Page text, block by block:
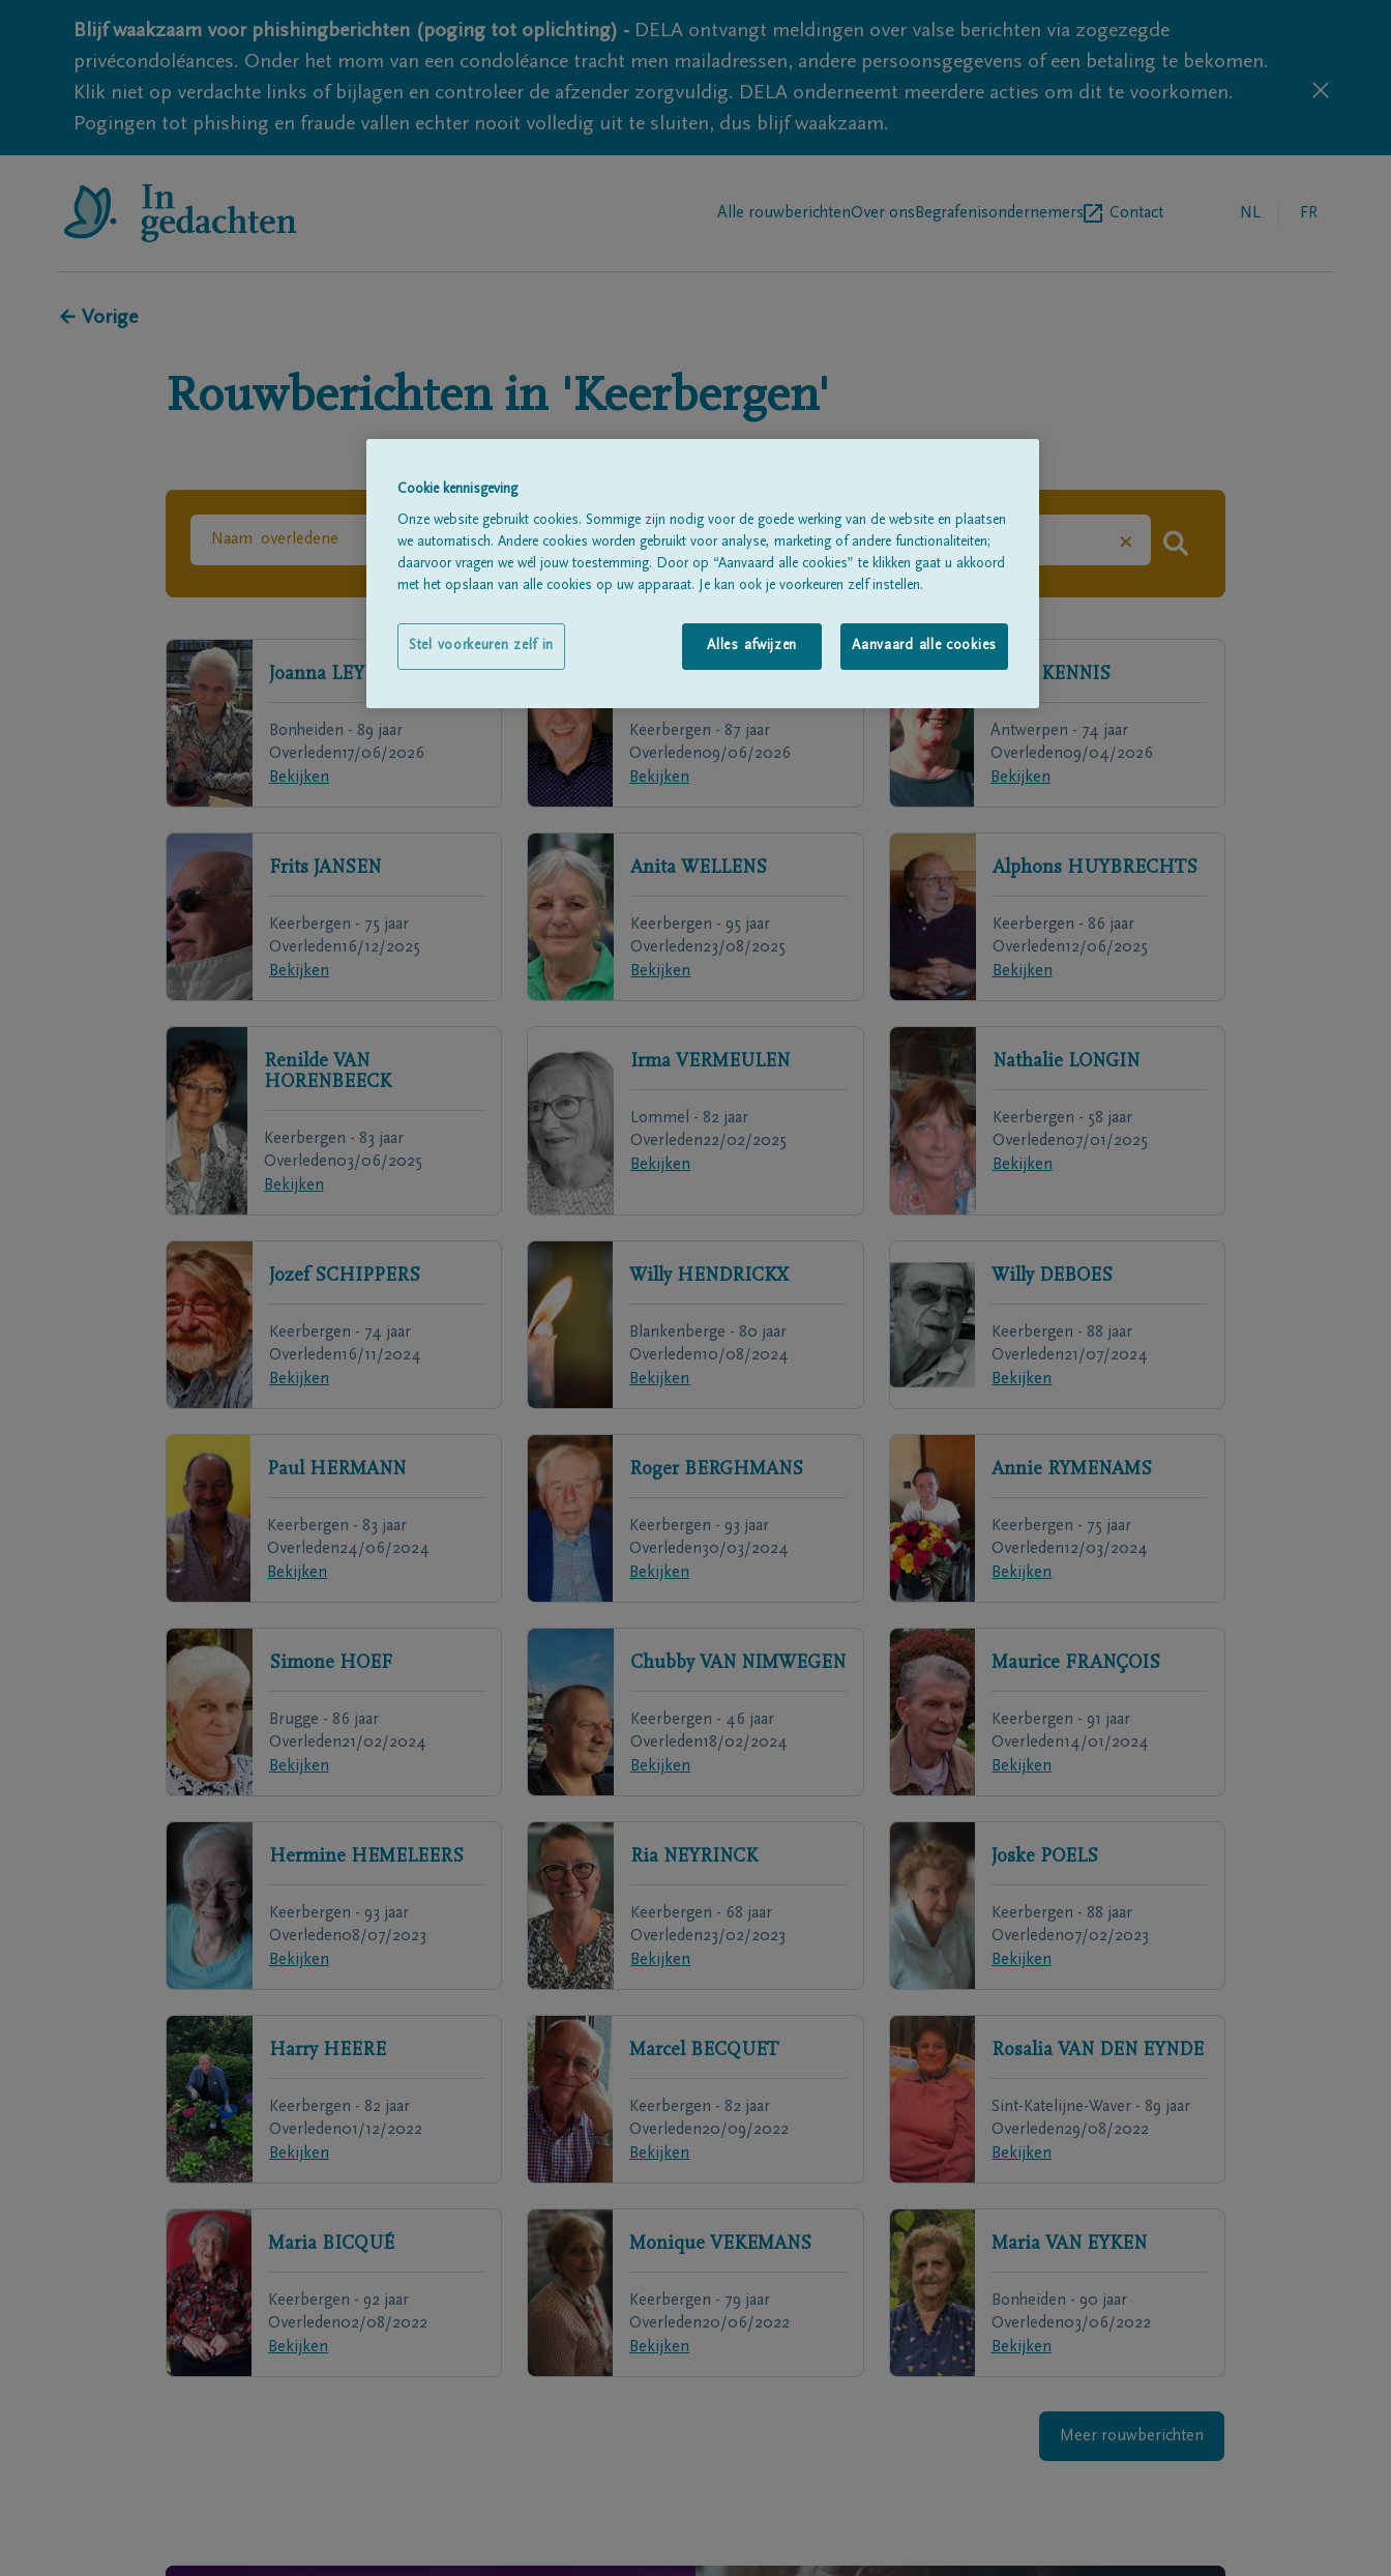
Blijf waakzaam voor phishingberichten (poging tot oplichting) - DELA ontvangt meldingen over valse berichten via zogezegde
privécondoléances. Onder het mom van een condoléance tracht men mailadressen, andere persoonsgegevens of een betaling te bekomen.
Klik niet op verdachte links of bijlagen en controleer de afzender zorgvuldig. DELA onderneemt meerdere acties om dit te voorkomen.
Pogingen tot phishing en fraude vallen echter nooit volledig uit te sluiten, dus blijf waakzaam.
Alle rouwberichtenOver ons Begrafenisondernemers Contact NL FR
← Vorige
Rouwberichten in 'Keerbergen'
×
Joanna LEYS
Bonheiden - 89 jaar
Overleden17/06/2026
Bekijken
AERTS
Keerbergen - 87 jaar
Overleden09/06/2026
Bekijken
Chris KENNIS
Antwerpen - 74 jaar
Overleden09/04/2026
Bekijken
Frits JANSEN
Keerbergen - 75 jaar
Overleden16/12/2025
Bekijken
Anita WELLENS
Keerbergen - 95 jaar
Overleden23/08/2025
Bekijken
Alphons HUYBRECHTS
Keerbergen - 86 jaar
Overleden12/06/2025
Bekijken
Renilde VAN
HORENBEECK
Keerbergen - 83 jaar
Overleden03/06/2025
Bekijken
Irma VERMEULEN
Lommel - 82 jaar
Overleden22/02/2025
Bekijken
Nathalie LONGIN
Keerbergen - 58 jaar
Overleden07/01/2025
Bekijken
Jozef SCHIPPERS
Keerbergen - 74 jaar
Overleden16/11/2024
Bekijken
Willy HENDRICKX
Blankenberge - 80 jaar
Overleden10/08/2024
Bekijken
Willy DEBOES
Keerbergen - 88 jaar
Overleden21/07/2024
Bekijken
Paul HERMANN
Keerbergen - 83 jaar
Overleden24/06/2024
Bekijken
Roger BERGHMANS
Keerbergen - 93 jaar
Overleden30/03/2024
Bekijken
Annie RYMENAMS
Keerbergen - 75 jaar
Overleden12/03/2024
Bekijken
Simone HOEF
Brugge - 86 jaar
Overleden21/02/2024
Bekijken
Chubby VAN NIMWEGEN
Keerbergen - 46 jaar
Overleden18/02/2024
Bekijken
Maurice FRANÇOIS
Keerbergen - 91 jaar
Overleden14/01/2024
Bekijken
Hermine HEMELEERS
Keerbergen - 93 jaar
Overleden08/07/2023
Bekijken
Ria NEYRINCK
Keerbergen - 68 jaar
Overleden23/02/2023
Bekijken
Joske POELS
Keerbergen - 88 jaar
Overleden07/02/2023
Bekijken
Harry HEERE
Keerbergen - 82 jaar
Overleden01/12/2022
Bekijken
Marcel BECQUET
Keerbergen - 82 jaar
Overleden20/09/2022
Bekijken
Rosalia VAN DEN EYNDE
Sint-Katelijne-Waver - 89 jaar
Overleden29/08/2022
Bekijken
Maria BICQUÉ
Keerbergen - 92 jaar
Overleden02/08/2022
Bekijken
Monique VEKEMANS
Keerbergen - 79 jaar
Overleden20/06/2022
Bekijken
Maria VAN EYKEN
Bonheiden - 90 jaar
Overleden03/06/2022
Bekijken
Meer rouwberichten
Cookie kennisgeving
Onze website gebruikt cookies. Sommige zijn nodig voor de goede werking van de website en plaatsen
we automatisch. Andere cookies worden gebruikt voor analyse, marketing of andere functionaliteiten;
daarvoor vragen we wél jouw toestemming. Door op “Aanvaard alle cookies” te klikken gaat u akkoord
met het opslaan van alle cookies op uw apparaat. Je kan ook je voorkeuren zelf instellen.
Alles afwijzen Aanvaard alle cookies
Stel voorkeuren zelf in